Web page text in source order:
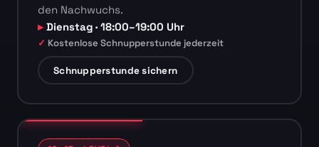
den Nachwuchs.
Dienstag · 18:00–19:00 Uhr
Kostenlose Schnupperstunde jederzeit
Schnupperstunde sichern